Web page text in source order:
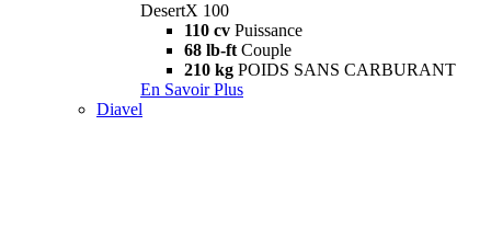
DesertX 100
110 cv Puissance
68 lb-ft Couple
210 kg POIDS SANS CARBURANT
En Savoir Plus
Diavel